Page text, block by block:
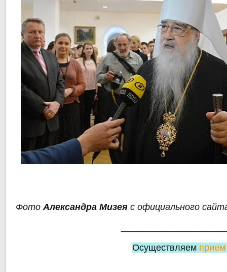
ФотоАлександра Мизея с официального
Осуществляем